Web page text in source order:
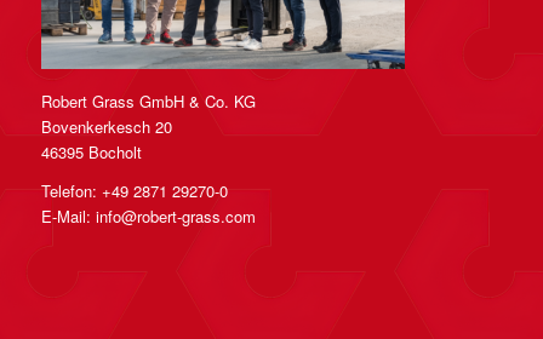
Robert Grass GmbH & Co. KG
Bovenkerkesch 20
46395 Bocholt
Telefon: +49 2871 29270-0
E-Mail: info@robert-grass.com